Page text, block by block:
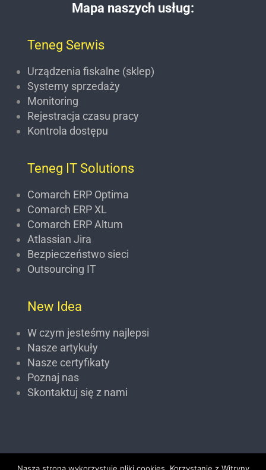
Mapa naszych usług:
Teneg Serwis
Urządzenia fiskalne (sklep)
Systemy sprzedaży
Monitoring
Rejestracja czasu pracy
Kontrola dostępu
Teneg IT Solutions
Comarch ERP Optima
Comarch ERP XL
Comarch ERP Altum
Atlassian Jira
Bezpieczeństwo sieci
Outsourcing IT
New Idea
W czym jesteśmy najlepsi
Nasze artykuły
Nasze certyfikaty
Poznaj nas
Skontaktuj się z nami